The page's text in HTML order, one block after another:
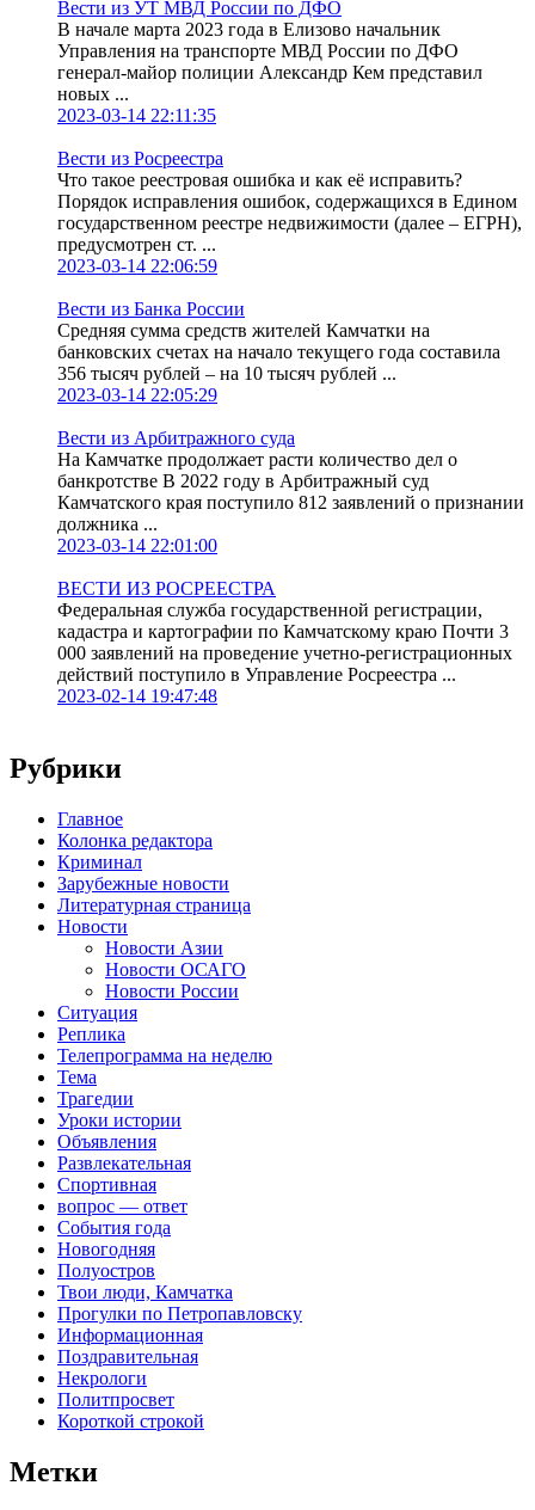
Вести из УТ МВД России по ДФО
В начале марта 2023 года в Елизово начальник
Управления на транспорте МВД России по ДФО
генерал-майор полиции Александр Кем представил
новых ...
2023-03-14 22:11:35
Вести из Росреестра
Что такое реестровая ошибка и как её исправить?
Порядок исправления ошибок, содержащихся в Едином
государственном реестре недвижимости (далее – ЕГРН),
предусмотрен ст. ...
2023-03-14 22:06:59
Вести из Банка России
Средняя сумма средств жителей Камчатки на
банковских счетах на начало текущего года составила
356 тысяч рублей – на 10 тысяч рублей ...
2023-03-14 22:05:29
Вести из Арбитражного суда
На Камчатке продолжает расти количество дел о
банкротстве В 2022 году в Арбитражный суд
Камчатского края поступило 812 заявлений о признании
должника ...
2023-03-14 22:01:00
ВЕСТИ ИЗ РОСРЕЕСТРА
Федеральная служба государственной регистрации,
кадастра и картографии по Камчатскому краю Почти 3
000 заявлений на проведение учетно-регистрационных
действий поступило в Управление Росреестра ...
2023-02-14 19:47:48
Рубрики
Главное
Колонка редактора
Криминал
Зарубежные новости
Литературная страница
Новости
Новости Азии
Новости ОСАГО
Новости России
Ситуация
Реплика
Телепрограмма на неделю
Тема
Трагедии
Уроки истории
Объявления
Развлекательная
Спортивная
вопрос — ответ
События года
Новогодняя
Полуостров
Твои люди, Камчатка
Прогулки по Петропавловску
Информационная
Поздравительная
Некрологи
Политпросвет
Короткой строкой
Метки